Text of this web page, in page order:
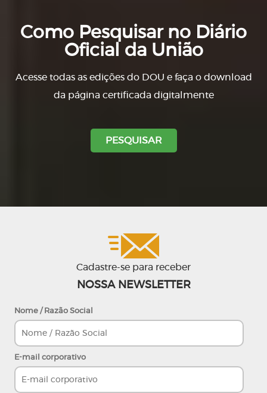
Como Pesquisar no Diário
Oficial da União
Acesse todas as edições do DOU e faça o download
da página certificada digitalmente
PESQUISAR
Cadastre-se para receber
NOSSA NEWSLETTER
Nome / Razão Social
E-mail corporativo